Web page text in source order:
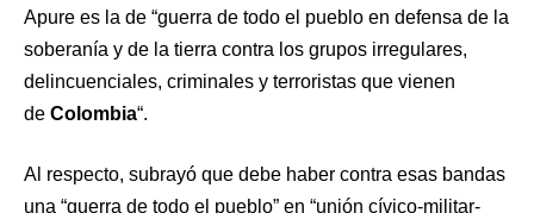
Apure es la de “guerra de todo el pueblo en defensa de la
soberanía y de la tierra contra los grupos irregulares,
delincuenciales, criminales y terroristas que vienen
de Colombia“.
Al respecto, subrayó que debe haber contra esas bandas
una “guerra de todo el pueblo” en “unión cívico-militar-